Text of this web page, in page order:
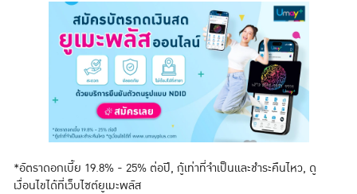
*อัตราดอกเบี้ย 19.8% - 25% ต่อปี, กู้เท่าที่จำเป็นและชำระคืนไหว, ดู
เงื่อนไขได้ที่เว็บไซต์ยูเมะพลัส